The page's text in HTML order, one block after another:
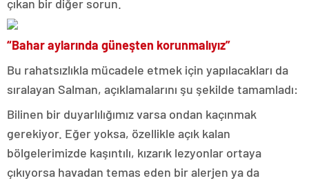
çıkan bir diğer sorun.
“Bahar aylarında güneşten korunmalıyız”
Bu rahatsızlıkla mücadele etmek için yapılacakları da
sıralayan Salman, açıklamalarını şu şekilde tamamladı:
Bilinen bir duyarlılığımız varsa ondan kaçınmak
gerekiyor. Eğer yoksa, özellikle açık kalan
bölgelerimizde kaşıntılı, kızarık lezyonlar ortaya
çıkıyorsa havadan temas eden bir alerjen ya da